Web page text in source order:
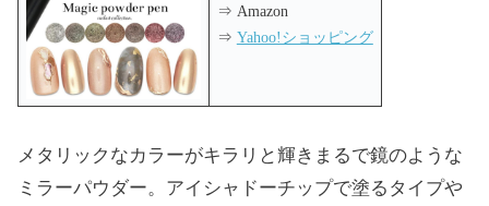
⇒ Amazon
⇒ Yahoo!ショッピング
メタリックなカラーがキラリと輝きまるで鏡のような
ミラーパウダー。アイシャドーチップで塗るタイプや